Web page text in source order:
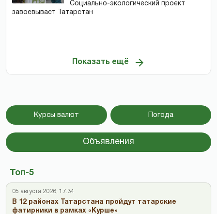
Социально-экологический проект
завоевывает Татарстан
Показать ещё
Курсы валют Погода
Объявления
Топ-5
05 августа 2026, 17:34
В 12 районах Татарстана пройдут татарские
фатирники в рамках «Курше»